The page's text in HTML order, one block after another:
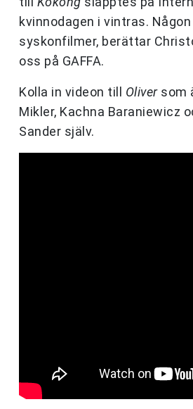
kvinnodagen i vintras.
syskonfilmer, berättar
oss på GAFFA.
Kolla in videon till Oliversom
Mikler, Kachna Baraniewicz
Sander själv.